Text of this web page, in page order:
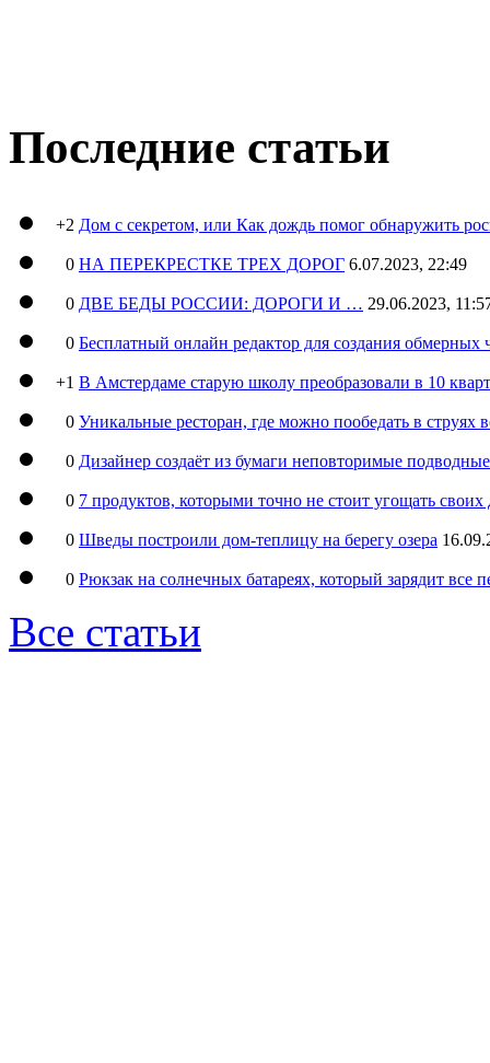
Последние статьи
+2 Дом с секретом, или Как дождь помог обнаружить
0 НА ПЕРЕКРЕСТКЕ ТРЕХ ДОРОГ 6.07.2023, 22:49
0 ДВЕ БЕДЫ РОССИИ: ДОРОГИ И … 29.06.2023,
0 Бесплатный онлайн редактор для создания обмерных
+1 В Амстердаме старую школу преобразовали в 10
0 Уникальные ресторан, где можно пообедать в струях
0 Дизайнер создаёт из бумаги неповторимые
0 7 продуктов, которыми точно не стоит угощать
0 Шведы построили дом-теплицу на берегу озера
0 Рюкзак на солнечных батареях, который зарядит все
Все статьи